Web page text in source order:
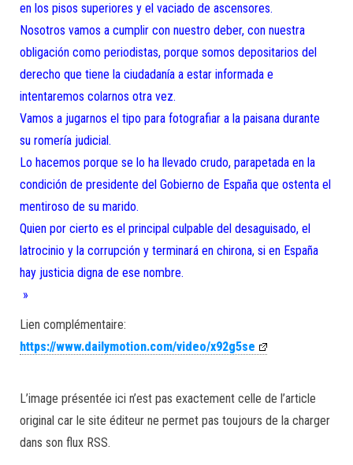
en los pisos superiores y el vaciado de ascensores.
Nosotros vamos a cumplir con nuestro deber, con nuestra
obligación como periodistas, porque somos depositarios del
derecho que tiene la ciudadanía a estar informada e
intentaremos colarnos otra vez.
Vamos a jugarnos el tipo para fotografiar a la paisana durante
su romería judicial.
Lo hacemos porque se lo ha llevado crudo, parapetada en la
condición de presidente del Gobierno de España que ostenta el
mentiroso de su marido.
Quien por cierto es el principal culpable del desaguisado, el
latrocinio y la corrupción y terminará en chirona, si en España
hay justicia digna de ese nombre.
»
Lien complémentaire:
https://www.dailymotion.com/video/x92g5se
L’image présentée ici n’est pas exactement celle de l’article
original car le site éditeur ne permet pas toujours de la charger
dans son flux RSS.